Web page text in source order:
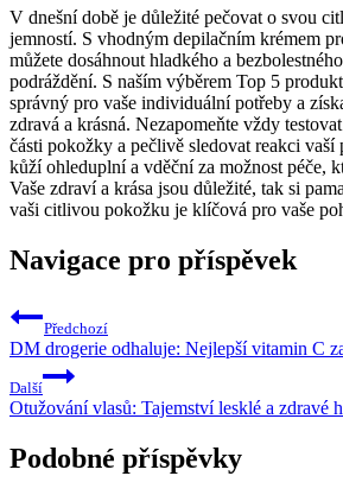
V⁤ dnešní době je důležité pečovat o​ svou
jemností. S vhodným depilačním krémem
můžete dosáhnout hladkého a
podráždění. S naším výběrem Top 5
správný pro vaše individuální potřeby a
zdravá a krásná. Nezapomeňte vždy
části pokožky a ⁢pečlivě sledovat reakci
kůží ohleduplní a vděční za možnost péče,
‍Vaše zdraví a krása jsou důležité,‍ tak si
vaši citlivou ⁣pokožku​ je klíčová pro vaše‌
Navigace pro příspěvek
Předchozí
DM drogerie odhaluje: Nejlepší vitamin C
Další
Otužování vlasů: Tajemství lesklé a zdravé
Podobné příspěvky